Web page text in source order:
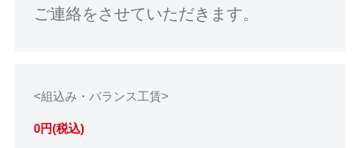
ご連絡をさせていただきます。
<組込み・バランス工賃>
0円(税込)